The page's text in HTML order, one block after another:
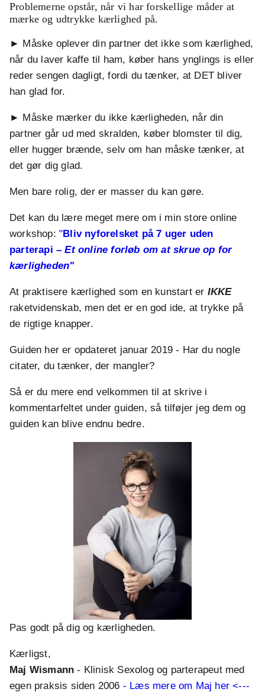
Problemerne opstår, når vi har forskellige måder at
mærke og udtrykke kærlighed på.
► Måske oplever din partner det ikke som kærlighed,
når du laver kaffe til ham, køber hans ynglings is eller
reder sengen dagligt, fordi du tænker, at DET bliver
han glad for.
► Måske mærker du ikke kærligheden, når din
partner går ud med skralden, køber blomster til dig,
eller hugger brænde, selv om han måske tænker, at
det gør dig glad.
Men bare rolig, der er masser du kan gøre.
Det kan du lære meget mere om i min store online
workshop: "Bliv nyforelsket på 7 uger uden
parterapi – Et online forløb om at skrue op for
kærligheden"
At praktisere kærlighed som en kunstart er IKKE
raketvidenskab, men det er en god ide, at trykke på
de rigtige knapper.
Guiden her er opdateret januar 2019 - Har du nogle
citater, du tænker, der mangler?
Så er du mere end velkommen til at skrive i
kommentarfeltet under guiden, så tilføjer jeg dem og
guiden kan blive endnu bedre.
Pas godt på dig og kærligheden.
Kærligst,
Maj Wismann - Klinisk Sexolog og parterapeut med
egen praksis siden 2006 - Læs mere om Maj her <---